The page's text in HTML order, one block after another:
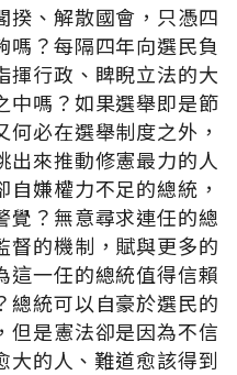
揆、解散國會，只憑四
？每隔四年向選民負
揮行政、睥睨立法的大
中嗎？如果選舉即是節
必在選舉制度之外，
來推動修憲最力的人
嫌權力不足的總統，
覺？無意尋求連任的總
督的機制，賦與更多的
這一任的總統值得信賴
總統可以自豪於選民的
但是憲法卻是因為不信
大的人、難道愈該得到